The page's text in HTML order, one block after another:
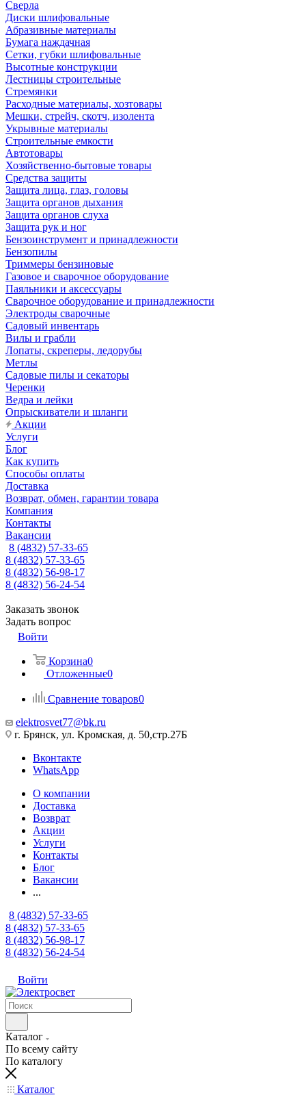
Сверла
Диски шлифовальные
Абразивные материалы
Бумага наждачная
Сетки, губки шлифовальные
Высотные конструкции
Лестницы строительные
Стремянки
Расходные материалы, хозтовары
Мешки, стрейч, скотч, изолента
Укрывные материалы
Строительные емкости
Автотовары
Хозяйственно-бытовые товары
Средства защиты
Защита лица, глаз, головы
Защита органов дыхания
Защита органов слуха
Защита рук и ног
Бензоинструмент и принадлежности
Бензопилы
Триммеры бензиновые
Газовое и сварочное оборудование
Паяльники и аксессуары
Сварочное оборудование и принадлежности
Электроды сварочные
Садовый инвентарь
Вилы и грабли
Лопаты, скреперы, ледорубы
Метлы
Садовые пилы и секаторы
Черенки
Ведра и лейки
Опрыскиватели и шланги
Акции
Услуги
Блог
Как купить
Способы оплаты
Доставка
Возврат, обмен, гарантии товара
Компания
Контакты
Вакансии
8 (4832) 57-33-65
8 (4832) 57-33-65
8 (4832) 56-98-17
8 (4832) 56-24-54
Заказать звонок
Задать вопрос
Войти
Корзина0
Отложенные0
Сравнение товаров0
elektrosvet77@bk.ru
г. Брянск, ул. Кромская, д. 50,стр.27Б
Вконтакте
WhatsApp
О компании
Доставка
Возврат
Акции
Услуги
Контакты
Блог
Вакансии
...
8 (4832) 57-33-65
8 (4832) 57-33-65
8 (4832) 56-98-17
8 (4832) 56-24-54
Войти
Каталог
По всему сайту
По каталогу
Каталог